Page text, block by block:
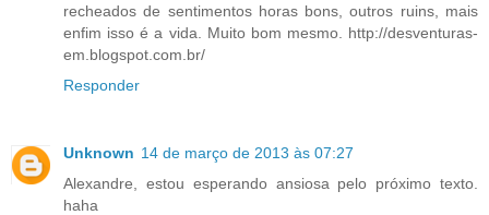
recheados de sentimentos horas bons, outros ruins, mais
enfim isso é a vida. Muito bom mesmo. http://desventuras-
em.blogspot.com.br/
Responder
Unknown 14 de março de 2013 às 07:27
Alexandre, estou esperando ansiosa pelo próximo texto.
haha